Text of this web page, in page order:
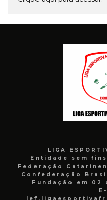
LIGA
Entidade sem
Federação
Confederação
Fundação em 02